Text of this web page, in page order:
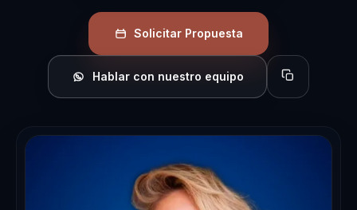
Solicitar Propuesta
Hablar con nuestro equipo Copiar perfil